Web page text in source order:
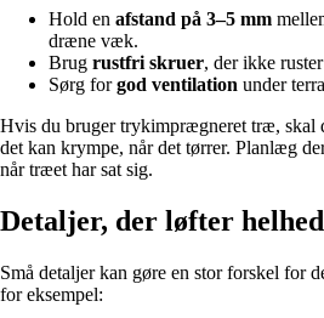
Hold en afstand på 3–5 mm
dræne væk.
Brug rustfri skruer, der ikke
Sørg forgod ventilation under
Hvis du bruger trykimprægneret træ, skal
det kan krympe, når det tørrer. Planlæg
når træet har sat sig.
Detaljer, der løfter
Små detaljer kan gøre en stor forskel for
for eksempel: